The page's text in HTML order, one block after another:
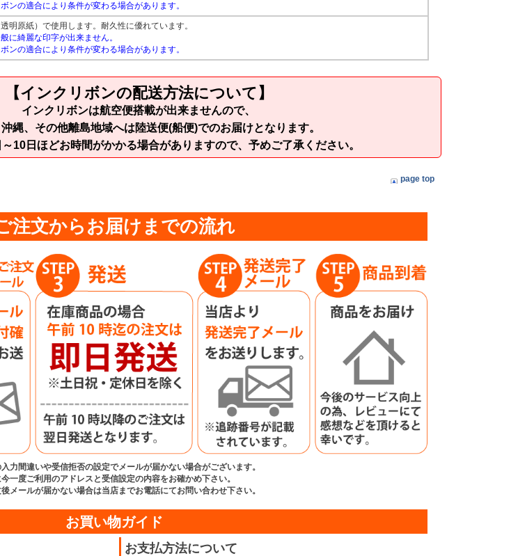
ンの適合により条件が変わる場合があります。
明原紙）で使用します。耐久性に優れています。
に綺麗な印字が出来ません。
ンの適合により条件が変わる場合があります。
【インクリボンの配送方法について】
インクリボンは航空便搭載が出来ませんので、
縄、その他離島地域へは陸送便(船便)でのお届けとなります。
10日ほどお時間がかかる場合がありますので、予めご了承ください。
page top
注文からお届けまでの流れ
力間違いや受信拒否の設定でメールが届かない場合がございます。
一度ご利用のアドレスと受信設定の内容をお確かめ下さい。
メールが届かない場合は当店までお電話にてお問い合わせ下さい。
お買い物ガイド
お支払方法について